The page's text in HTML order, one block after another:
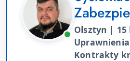
Olsztyn |
Uprawnienia
Kontrakty